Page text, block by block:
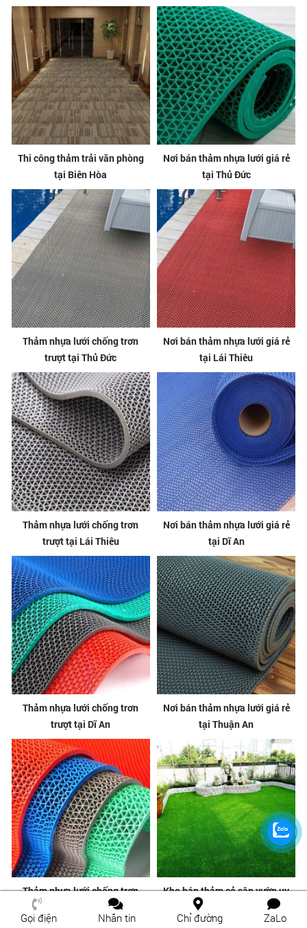
Thi công thảm trải văn phòng
tại Biên Hòa
Nơi bán thảm nhựa lưới giá rẻ
tại Thủ Đức
Thảm nhựa lưới chống trơn
trượt tại Thủ Đức
Nơi bán thảm nhựa lưới giá rẻ
tại Lái Thiêu
Thảm nhựa lưới chống trơn
trượt tại Lái Thiêu
Nơi bán thảm nhựa lưới giá rẻ
tại Dĩ An
Thảm nhựa lưới chống trơn
trượt tại Dĩ An
Nơi bán thảm nhựa lưới giá rẻ
tại Thuận An
Thảm nhựa lưới chống trơn
trượt tại Thuận An
Kho bán thảm cỏ sân vườn uy
tín tại Vườn Lài
Gọi điện Nhắn tin Chỉ đường ZaLo